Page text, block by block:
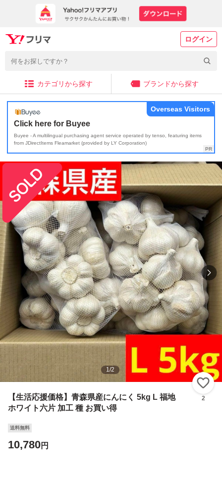
ログイン
カテゴリから探す ブランドから探す
Click here for Buyee
Buyee - A multilingual purchasing agent service operated by tenso, featuring items
from JDirectItems Fleamarket (provided by LY Corporation)
Overseas Visitors
1/2
【生活応援価格】青森県産にんにく 5kg L 福地
ホワイト六片 加工 種 お買い得
2
送料無料
10,780円